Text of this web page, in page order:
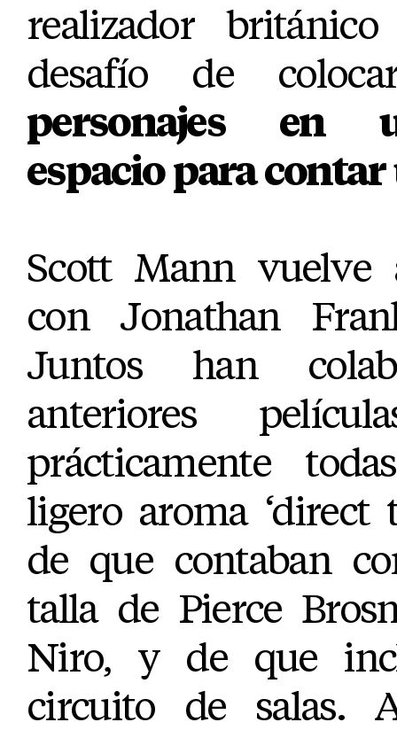
realizador
desafío de
personajes en
espacio para
Scott Mann vuelve
con Jonathan
Juntos han
anteriores
prácticamente
ligero aroma ‘direct
de que contaban
talla de Pierce
Niro, y de que
circuito de salas.